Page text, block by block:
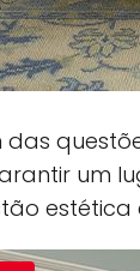
das
um
estética